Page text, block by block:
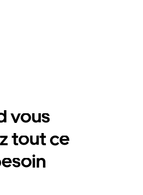
vous
tout ce